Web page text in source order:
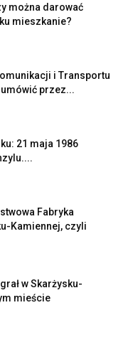
można darować
mieszkanie?
i Transportu
przez...
21 maja 1986
Fabryka
Kamiennej, czyli
w Skarżysku-
mieście